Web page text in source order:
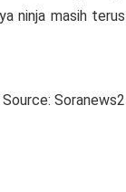
ninja masih terus
Source: Soranews2